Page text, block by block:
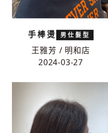
手棒燙 男仕髮型
王雅芳 / 明和店